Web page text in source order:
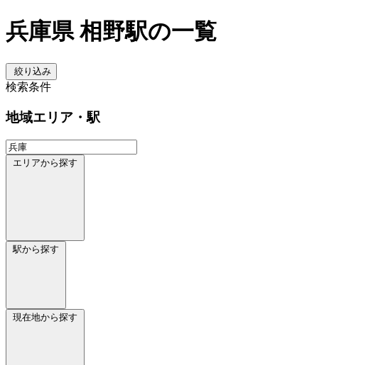
兵庫県 相野駅の一覧
絞り込み
検索条件
地域エリア・駅
エリアから探す
駅から探す
現在地から探す